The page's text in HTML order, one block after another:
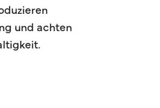
und achten